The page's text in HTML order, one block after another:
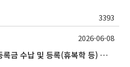
3393
2026학년도 제2학기 등록금 수납 및 등록(휴복학 등) 일정 안내
2026-06-08